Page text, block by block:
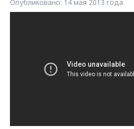
Опубликовано: 14 мая 2013 года